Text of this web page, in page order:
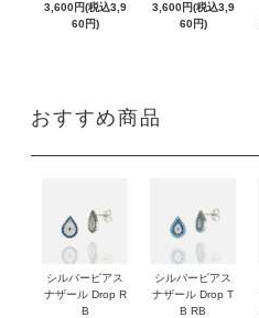
3,600円(税込3,9
60円)
3,600円(税込3,9
60円)
おすすめ商品
シルバーピアス
ナザール Drop R
B
シルバーピアス
ナザール Drop T
B RB